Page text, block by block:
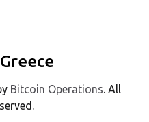
Bitcoin Operations. All